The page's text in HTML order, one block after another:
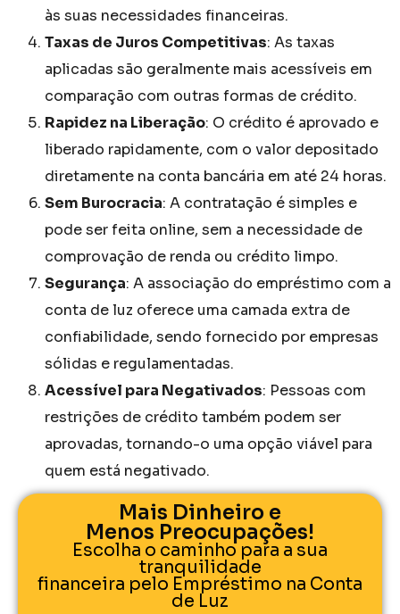
às suas necessidades financeiras.
Taxas de Juros Competitivas: As taxas
aplicadas são geralmente mais acessíveis em
comparação com outras formas de crédito.
Rapidez na Liberação: O crédito é aprovado e
liberado rapidamente, com o valor depositado
diretamente na conta bancária em até 24 horas.
Sem Burocracia: A contratação é simples e
pode ser feita online, sem a necessidade de
comprovação de renda ou crédito limpo.
Segurança: A associação do empréstimo com a
conta de luz oferece uma camada extra de
confiabilidade, sendo fornecido por empresas
sólidas e regulamentadas.
Acessível para Negativados: Pessoas com
restrições de crédito também podem ser
aprovadas, tornando-o uma opção viável para
quem está negativado.
Mais Dinheiro e
Menos Preocupações!
Escolha o caminho para a sua
tranquilidade
financeira pelo Empréstimo na Conta
de Luz